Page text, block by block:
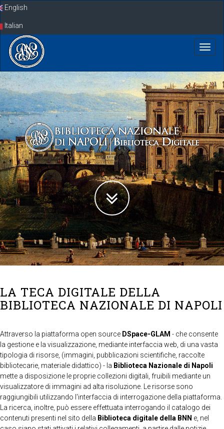
SkipEnglish
Italian
LA TECA DIGITALE DELLA
BIBLIOTECA NAZIONALE DI NAPOLI
Attraverso la piattaforma open source DSpace-GLAM - che consente
la gestione e la visualizzazione, mediante interfaccia web, di una vasta
tipologia di risorse, (immagini, pubblicazioni scientifiche, raccolte
bibliotecarie, materiale didattico) - la Biblioteca Nazionale di Napoli
mette a disposizione le proprie collezioni digitali, fruibili mediante un
visualizzatore di immagini ad alta risoluzione. Le risorse sono
raggiungibili utilizzando l'interfaccia di interrogazione della piattaforma.
La ricerca, inoltre, può essere effettuata interrogando il catalogo dei
contenuti presenti nel sito della Biblioteca digitale della BNN e, nel